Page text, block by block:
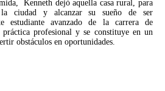
Kenneth dejó aquella casa rural, para
la ciudad y alcanzar su sueño de ser
estudiante avanzado de la carrera de
profesional y se constituye en un
obstáculos en oportunidades.